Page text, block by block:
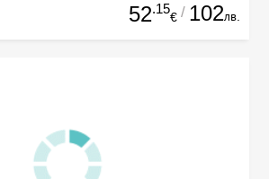
52.15
€ / 102лв.